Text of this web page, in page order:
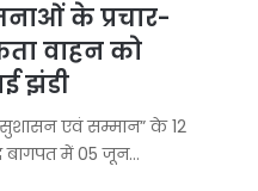
के प्रचार-
वाहन को
झंडी
एवं सम्मान” के 12
बागपत में 05 जून…